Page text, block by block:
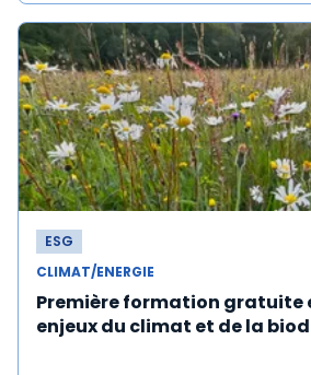
ESG
CLIMAT/ENERGIE
Première formation gratuite
enjeux du climat et de la